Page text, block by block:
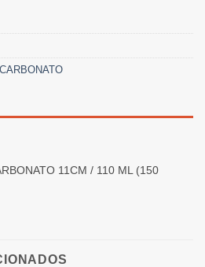
11CM / 110 ML (150